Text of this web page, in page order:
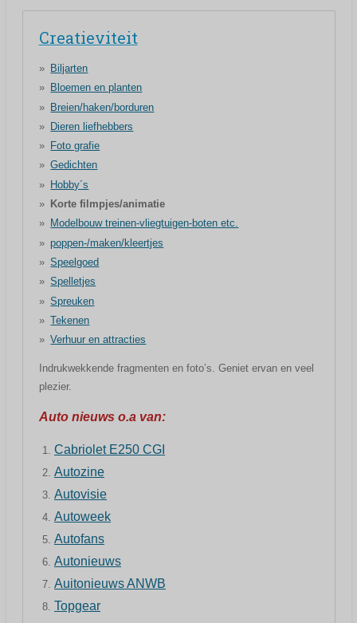
Creatieviteit
Biljarten
Bloemen en planten
Breien/haken/borduren
Dieren liefhebbers
Foto grafie
Gedichten
Hobby´s
Korte filmpjes/animatie
Modelbouw treinen-vliegtuigen-boten etc.
poppen-/maken/kleertjes
Speelgoed
Spelletjes
Spreuken
Tekenen
Verhuur en attracties
Indrukwekkende fragmenten en foto’s. Geniet ervan en veel
plezier.
Auto nieuws o.a van:
Cabriolet E250 CGI
Autozine
Autovisie
Autoweek
Autofans
Autonieuws
Auitonieuws ANWB
Topgear